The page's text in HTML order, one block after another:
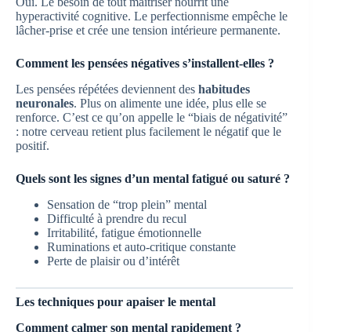
hyperactivité cognitive. Le perfectionnisme empêche le
lâcher-prise et crée une tension intérieure permanente.
Comment les pensées négatives s’installent-elles ?
Les pensées répétées deviennent des habitudes
neuronales. Plus on alimente une idée, plus elle se
renforce. C’est ce qu’on appelle le “biais de négativité”
: notre cerveau retient plus facilement le négatif que le
positif.
Quels sont les signes d’un mental fatigué ou saturé ?
Sensation de “trop plein” mental
Difficulté à prendre du recul
Irritabilité, fatigue émotionnelle
Ruminations et auto-critique constante
Perte de plaisir ou d’intérêt
Les techniques pour apaiser le mental
Comment calmer son mental rapidement ?